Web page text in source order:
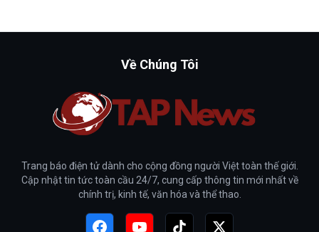
Về Chúng Tôi
Trang báo điện tử dành cho cộng đồng người Việt toàn thế giới.
Cập nhật tin tức toàn cầu 24/7, cung cấp thông tin mới nhất về
chính trị, kinh tế, văn hóa và thể thao.